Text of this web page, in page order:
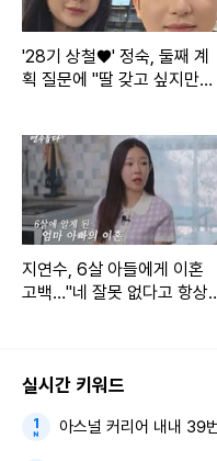
'28기 상철♥' 정숙, 둘째 계
획 질문에 "딸 갖고 싶지만…
지연수, 6살 아들에게 이혼
고백…"네 잘못 없다고 항상
실시간 키워드
아스널 커리어 내내 39